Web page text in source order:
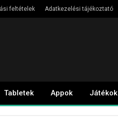
feltételek Adatkezelési tájékoztató
Tabletek Appok Játékok